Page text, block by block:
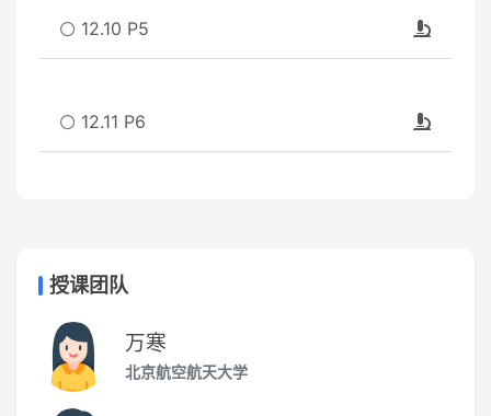
12.10 P5
12.11 P6
授课团队
万寒
北京航空航天大学